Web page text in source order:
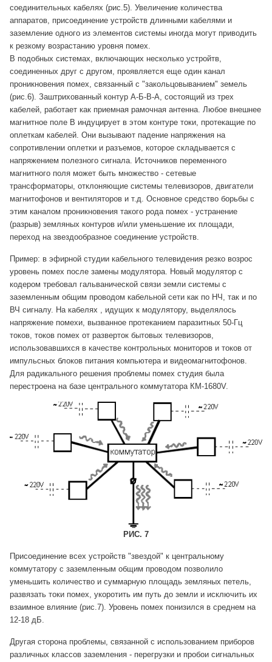
соединительных кабелях (рис.5). Увеличение количества
аппаратов, присоединение устройств длинными кабелями и
заземление одного из элементов системы иногда могут приводить
к резкому возрастанию уровня помех.
В подобных системах, включающих несколько устройтв,
соединенных друг с другом, проявляется еще один канал
проникновения помех, связанный с "закольцовыванием" земель
(рис.6). Заштрихованный контур А-Б-В-А, состоящий из трех
кабелей, работает как приемная рамочная антенна. Любое внешнее
магнитное поле В индуцирует в этом контуре токи, протекащие по
оплеткам кабелей. Они вызывают падение напряжения на
сопротивлении оплетки и разъемов, которое складывается с
напряжением полезного сигнала. Источников переменного
магнитного поля может быть множество - сетевые
трансформаторы, отклоняющие системы телевизоров, двигатели
магнитофонов и вентиляторов и т.д. Основное средство борьбы с
этим каналом проникновения такого рода помех - устранение
(разрыв) земляных контуров и/или уменьшение их площади,
переход на звездообразное соединение устройств.
Пример: в эфирной студии кабельного телевидения резко возрос
уровень помех после замены модулятора. Новый модулятор с
кодером требовал гальванической связи земли системы с
заземленным общим проводом кабельной сети как по НЧ, так и по
ВЧ сигналу. На кабелях , идущих к модулятору, выделялось
напряжение помехи, вызванное протеканием паразитных 50-Гц
токов, токов помех от разверток бытовых телевизоров,
использовавшихся в качестве контрольных мониторов и токов от
импульсных блоков питания компьютера и видеомагнитофонов.
Для радикального решения проблемы помех студия была
перестроена на базе центрального коммутатора КМ-1680V.
РИС. 7
Присоединение всех устройств "звездой" к центральному
коммутатору с заземленным общим проводом позволило
уменьшить количество и суммарную площадь земляных петель,
развязать токи помех, укоротить им путь до земли и исключить их
взаимное влияние (рис.7). Уровень помех понизился в среднем на
12-18 дБ.
Другая сторона проблемы, связанной с использованием приборов
различных классов заземления - перегрузки и пробои сигнальных